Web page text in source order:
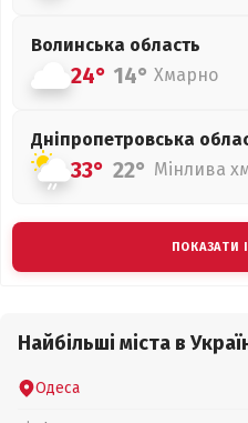
Волинська область
24° 14° Хмарно
Дніпропетровська
33° 22° Мінлива
ПОКАЗАТИ
Найбільші міста в
Одеса